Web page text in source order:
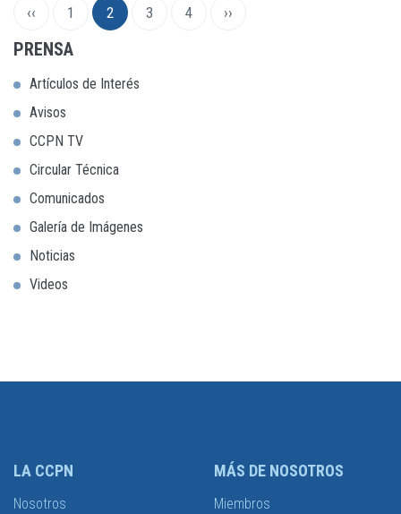
Paginación
Página
‹‹ Page
1
Página
actual
2 Page
3 Page
4
Siguiente
››
PRENSA
Artículos de Interés
Avisos
CCPN TV
Circular Técnica
Comunicados
Galería de Imágenes
Noticias
Videos
LA CCPN
Nosotros
MÁS DE NOSOTROS
Miembros